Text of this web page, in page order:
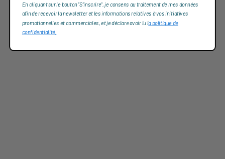
En cliquant sur le bouton "S'inscrire", je consens au traitement de mes données
afin de recevoir la newsletter et les informations relatives à vos initiatives
promotionnelles et commerciales, et je déclare avoir lu la politique de
confidentialité,